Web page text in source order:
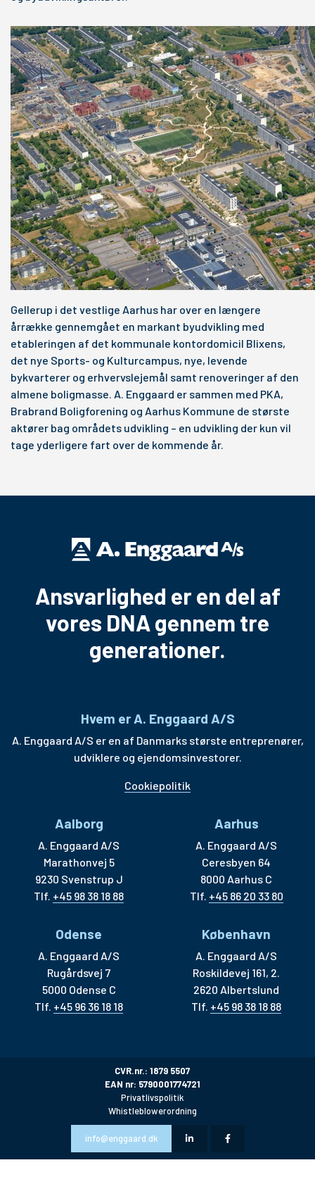
Gellerup i det vestlige Aarhus har over en længere
årrække gennemgået en markant byudvikling med
etableringen af det kommunale kontordomicil Blixens,
det nye Sports- og Kulturcampus, nye, levende
bykvarterer og erhvervslejemål samt renoveringer af den
almene boligmasse. A. Enggaard er sammen med PKA,
Brabrand Boligforening og Aarhus Kommune de største
aktører bag områdets udvikling – en udvikling der kun vil
tage yderligere fart over de kommende år.
Ansvarlighed er en del af
vores DNA gennem tre
generationer.
Hvem er A. Enggaard A/S
A. Enggaard A/S er en af Danmarks største entreprenører,
udviklere og ejendomsinvestorer.
Cookiepolitik
Aalborg
A. Enggaard A/S
Marathonvej 5
9230 Svenstrup J
Tlf. +45 98 38 18 88
Aarhus
A. Enggaard A/S
Ceresbyen 64
8000 Aarhus C
Tlf. +45 86 20 33 80
Odense
A. Enggaard A/S
Rugårdsvej 7
5000 Odense C
Tlf. +45 96 36 18 18
København
A. Enggaard A/S
Roskildevej 161, 2.
2620 Albertslund
Tlf. +45 98 38 18 88
CVR.nr.: 1879 5507
EAN nr: 5790001774721
Privatlivspolitik
Whistleblowerordning
info@enggaard.dk